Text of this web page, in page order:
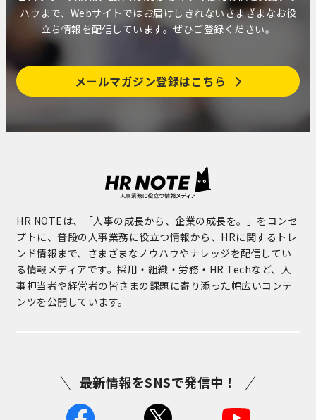
ハウまで、Webサイトではお届けしきれないさまざまなお役
立ち情報を配信しています。ぜひご登録ください。
メールマガジン登録はこちら
HR NOTEは、「人事の成長から、企業の成長を。」をコンセ
プトに、普段の人事業務に役立つ情報から、HRに関するトレ
ンド情報まで、さまざまなノウハウやナレッジを配信してい
る情報メディアです。採用・組織・労務・HR Techなど、人
事担当者や経営者の皆さまの課題に寄り添った幅広いコンテ
ンツを公開しています。
最新情報をSNSで発信中！